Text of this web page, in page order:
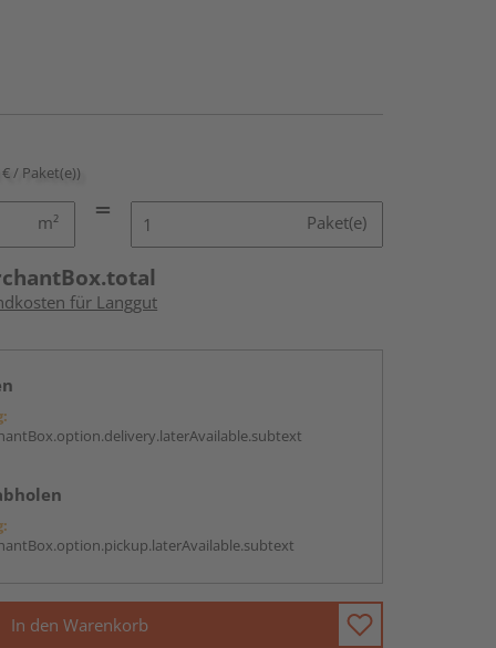
/ Paket(e))
m² Paket(e)
für Langgut
In den Warenkorb